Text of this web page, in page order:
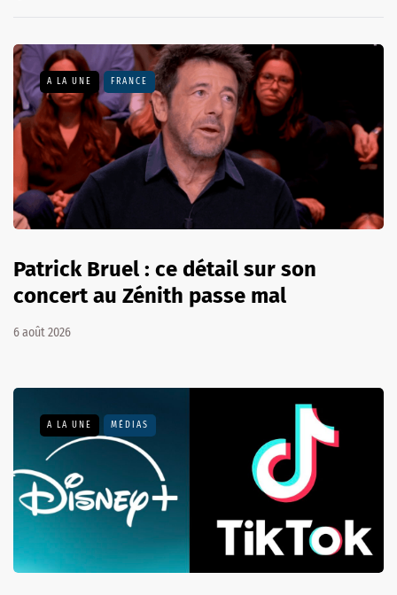
A LA UNE FRANCE
Patrick Bruel : ce détail sur son
concert au Zénith passe mal
6 août 2026
A LA UNE MÉDIAS